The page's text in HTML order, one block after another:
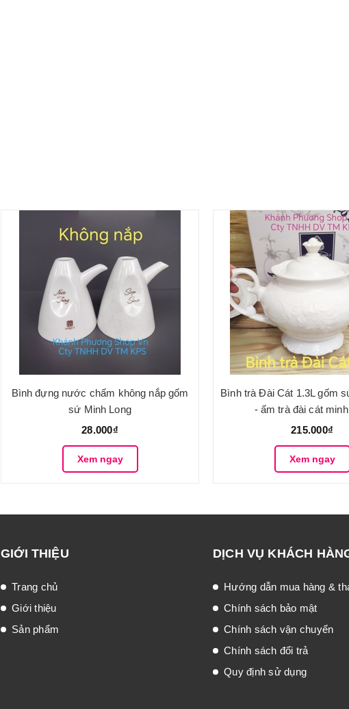
Bình đựng nước chấm không nắp gốm
sứ Minh Long
28.000₫
Xem ngay
Bình trà Đài Cát 1.3L gốm
- ấm trà đài cát
215.000₫
Xem ngay
GIỚI THIỆU
Trang chủ
Giới thiệu
Sản phẩm
DỊCH VỤ KHÁCH
Hướng dẫn mua hàng &
Chính sách bảo mật
Chính sách vận chuyển
Chính sách đổi trả
Quy định sử dụng